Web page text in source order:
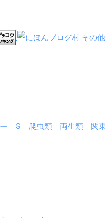
ー S 爬虫類 両生類 関